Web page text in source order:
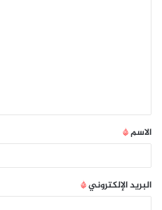
الاسم*
البريد الإلكتروني*